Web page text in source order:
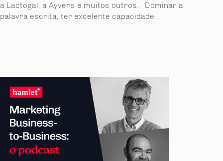
a Lactogal, a Ayvens e muitos outros. Dominar a
palavra escrita, ter excelente capacidade...